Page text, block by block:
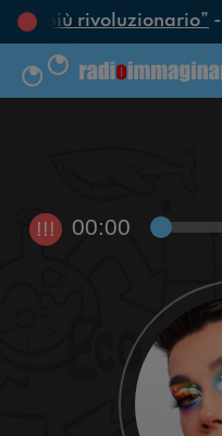
più rivoluzionario”-
!!! 00:00